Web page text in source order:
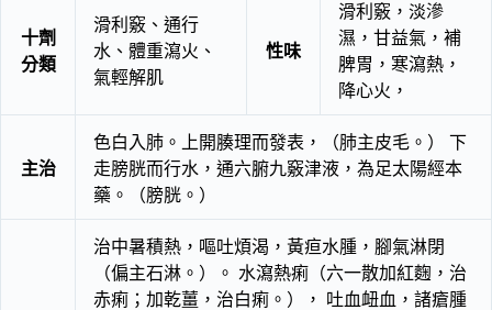
十劑
分類
滑利竅、通行
水、體重瀉火、
氣輕解肌
性味
滑利竅，淡滲
濕，甘益氣，補
脾胃，寒瀉熱，
降心火，
主治
色白入肺。上開腠理而發表，（肺主皮毛。） 下
走膀胱而行水，通六腑九竅津液，為足太陽經本
藥。（膀胱。）
治中暑積熱，嘔吐煩渴，黃疸水腫，腳氣淋閉
（偏主石淋。）。 水瀉熱痢（六一散加紅麴，治
赤痢；加乾薑，治白痢。）， 吐血衄血，諸瘡腫